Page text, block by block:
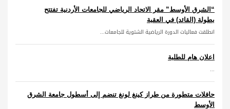
“الشرق الأوسط” مقر الاتحاد الرياضي للجامعات الأردنية تفتتح
بطولة (القائد) في العقبة
انطلقت فعاليات الدورة الرياضية الشتوية للجامعات...
اعلان هام للطلبة
...
حافلات متطورة من طراز كينغ لونغ تنضم إلى أسطول جامعة الشرق
الأوسط